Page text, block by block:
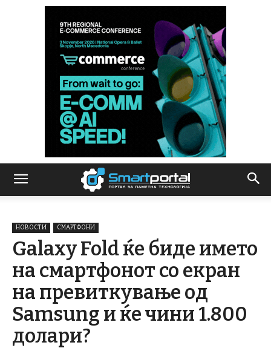
НОВОСТИ СМАРТФОНИ
Galaxy Fold ќе биде името
на смартфонот со екран
на превиткување од
Samsung и ќе чини 1.800
долари?